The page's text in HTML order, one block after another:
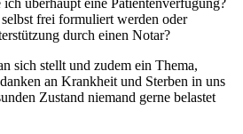
frei formuliert werden oder
durch einen Notar?
sich stellt und zudem ein Thema,
an Krankheit und Sterben in uns
Zustand niemand gerne belastet